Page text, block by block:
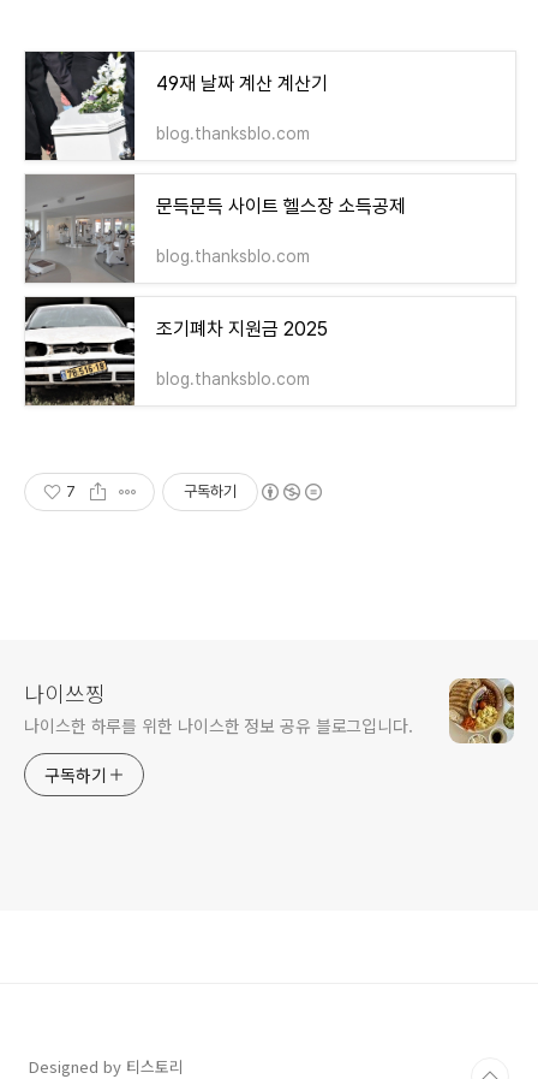
49재 날짜 계산 계산기
blog.thanksblo.com
문득문득 사이트 헬스장 소득공제
blog.thanksblo.com
조기폐차 지원금 2025
blog.thanksblo.com
7 구독하기
나이쓰찡
나이스한 하루를 위한 나이스한 정보 공유 블로그입니다.
구독하기
Designed by 티스토리